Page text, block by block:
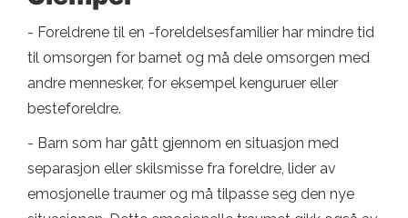
- Foreldrene til en -foreldelsesfamilier har mindre tid
til omsorgen for barnet og må dele omsorgen med
andre mennesker, for eksempel kenguruer eller
besteforeldre.
- Barn som har gått gjennom en situasjon med
separasjon eller skilsmisse fra foreldre, lider av
emosjonelle traumer og må tilpasse seg den nye